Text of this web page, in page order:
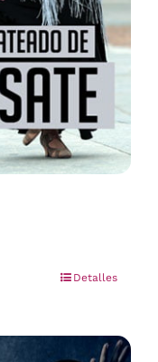
Detalles